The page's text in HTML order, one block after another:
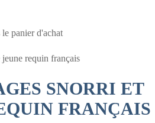
le panier d'achat
SNORRI ET
FRANÇAIS